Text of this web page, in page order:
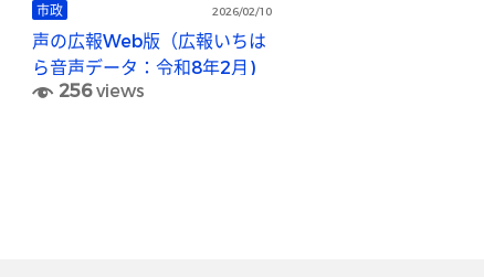
市政 2026/02/10
声の広報Web版（広報いちは
ら音声データ：令和8年2月)
256 views